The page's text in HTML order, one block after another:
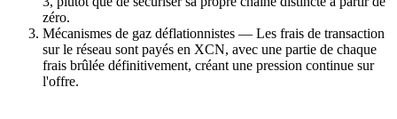
zéro.
Mécanismes de gaz déflationnistes — Les frais de transaction
sur le réseau sont payés en XCN, avec une partie de chaque
frais brûlée définitivement, créant une pression continue sur
l'offre.